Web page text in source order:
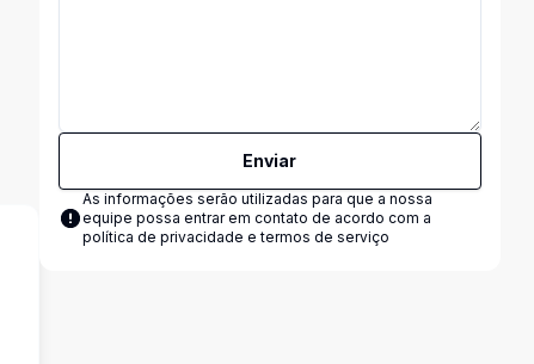
Enviar
As informações serão utilizadas para que a nossa
equipe possa entrar em contato de acordo com a
política de privacidade e termos de serviço